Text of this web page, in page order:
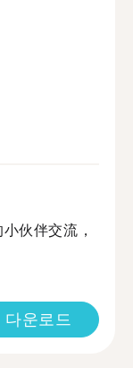
伙伴交流，
다운로드